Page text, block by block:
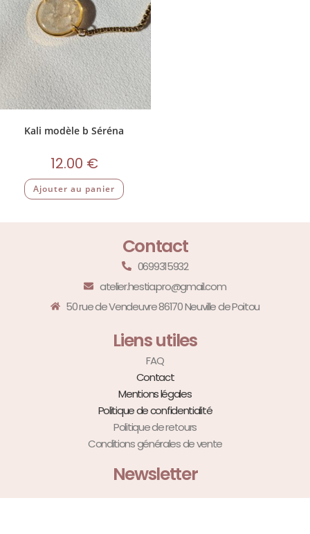
Kali modèle b Séréna
12.00 €
Ajouter au panier
Contact
0699315932
atelier.hestia.pro@gmail.com
50 rue de Vendeuvre 86170 Neuville de Poitou
Liens utiles
FAQ
Contact
Mentions légales
Politique de confidentialité
Politique de retours
Conditions générales de vente
Newsletter